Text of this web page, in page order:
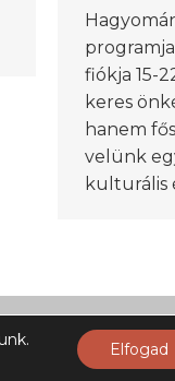
fiókja 15-
keres
hanem
velünk
kulturális
Adatkezelési
Elfogad